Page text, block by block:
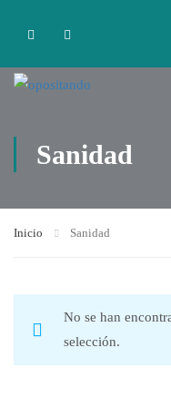
Sanidad
Inicio Sanidad
No se han
selección.